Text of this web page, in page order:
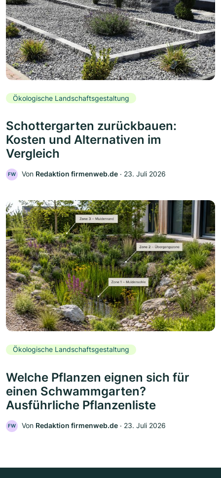
Ökologische Landschaftsgestaltung
Schottergarten zurückbauen:
Kosten und Alternativen im
Vergleich
FW Von Redaktion firmenweb.de ‧ 23. Juli 2026
Ökologische Landschaftsgestaltung
Welche Pflanzen eignen sich für
einen Schwammgarten?
Ausführliche Pflanzenliste
FW Von Redaktion firmenweb.de ‧ 23. Juli 2026